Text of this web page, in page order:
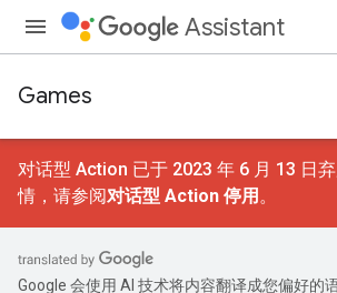
Assistant
Games
对话型 Action 已于 2023 年 6 月 13 日
情，请参阅对话型 Action 停用 。
Google 会使用 AI 技术将内容翻译成您偏好的